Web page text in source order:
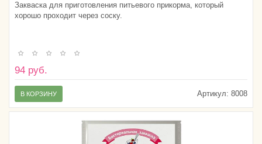
Закваска для приготовления питьевого прикорма, который
хорошо проходит через соску.
94 руб.
Артикул: 8008
В КОРЗИНУ